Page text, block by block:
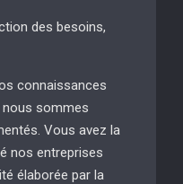
des besoins,
connaissances
nous sommes
Vous avez la
nos entreprises
élaborée par la